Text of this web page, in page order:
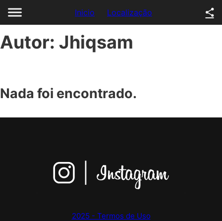
Inicio Localização
Autor: Jhiqsam
Nada foi encontrado.
2025 - Termos de Uso